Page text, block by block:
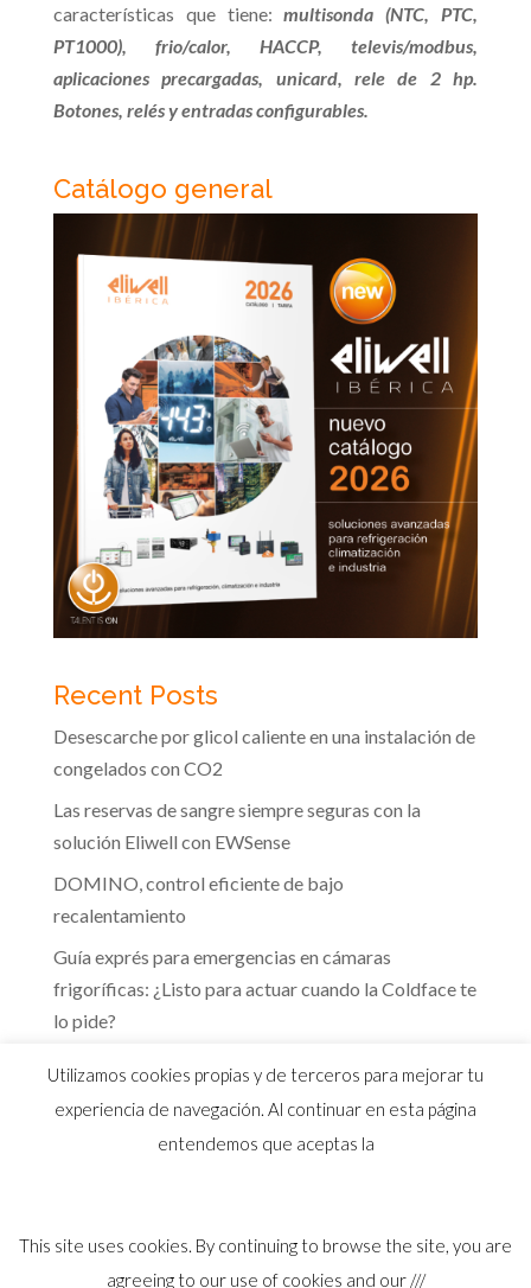
características que tiene:multisonda (NTC, PTC,
PT1000), frio/calor, HACCP, televis/modbus,
aplicaciones precargadas, unicard, rele de 2 hp.
Botones, relés y entradas configurables.
Catálogo general
Recent Posts
Desescarche por glicol caliente en una instalación de
congelados con CO2
Las reservas de sangre siempre seguras con la
solución Eliwell con EWSense
DOMINO, control eficiente de bajo
recalentamiento
Guía exprés para emergencias en cámaras
frigoríficas: ¿Listo para actuar cuando la Coldface te
lo pide?
© 2026 Distribuidor oficial Eliwell en España y
Utilizamos cookies propias y de terceros para mejorar tu
experiencia de navegación. Al continuar en esta página
entendemos que aceptas la
This site uses cookies. By continuing to browse the site, you are
agreeing to our use of cookies and our ///